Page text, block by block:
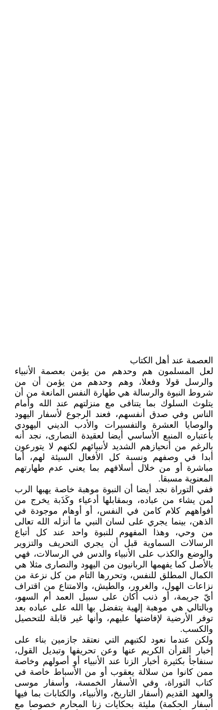
العصمة عند أهل الكتاب
لعل المسلمون هم وحدهم من يؤمن بعصمة الأنبياء
والرسل قولا وفعلا، وهم وحدهم من يؤمن أن من
شروط النبوة والرسالة هي طهارة النفس المانعة من أن
يتلوث السلوك بما يتنافى مع منزلتهم عند الله وأمام
الناس وفي صدق أنفسهم، فعند الرجوع لأسفار اليهود
والوصايا العشرة والتفسيرات والأدب الديني اليهودي
بأعتباره المنبع الأساسي أيضا لعقيدة النصارى، نجد أنه
بالرغم من أنحيازهم الشديد لأنبيائهم لكنهم لا يتورعون
أبدا في وصفهم ونسبة كل الأفعال السيئة لهم، أما
مباشرة أو من خلال أسلافهم بما يعني عدم طهارتهم
المعنوية مسبقا.
ففي التوراة نجد أيضا أن النبوة موهبة خاصة يهبها الرب
لمن يشاء من عباده، وبمقابلها أدعياء وكَذَبة يخرج من
أفواههم كلام كامن في النفس، أو أوهام موجودة في
الذهن، بينما يجري على لسان النبي ما أنزله الله تعالى
من وحي، وهذا المفهوم للنبوة واحد عند كل أتباع
الرسالات السماوية قبل أن يجري التحريف والتزوير
والوضع والكذب على الأنبياء والدس في الرسالات، فهي
بالأصل كما يفهمها الربانيون من اليهود والنصارى مثلا هي
الكمال المطلق للنفس، وتحررها التام من كل نزعة من
نزاعات الهول، والغرور، والطيش، والامتناع من اقتراف
أيّ جريمة، أو ذنب أكان على سبيل العمد أم السهو،
وبالتالي هي موهبة إلهية يتفضل بها الله على عباده بعد
توفر الأرضية لإفاضتها عليهم، وأنها غير قابلة للتحصيل
والكسب.
ولكن عندما نعود لكتبهم التي نعتقد جازمين بناء على
إخبار القرأن الكريم عنها وعن تحريفها وتبديل القول،
سنفاجأ بكثيرة أخبار الزنا عند الأنبياء أو أصولهم وخاصة
ممن كانوا من سلالة يعقوب أو من الأسباط خاصة في
كتاب التوراة، وفي الأسفار الخمسة، وأسفار موسى
والعهد القديم (أسفار التاريخ، والأنبياء، والكتابات بما فيها
أسفار الحكمة) مليئة بحكايات زنا المحارم خصوصا مع